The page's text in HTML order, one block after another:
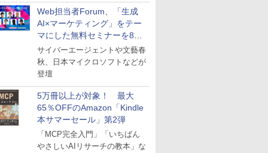
Web担当者Forum、「生成
AI×マーケティング」をテー
マにした無料セミナーを8月
27日にオンライン開催
サイバーエージェントや文藝春
秋、日本マイクロソフトなどが
登壇
5万冊以上が対象！ 最大
65％OFFのAmazon「Kindle
本サマーセール」第2弾
「MCP完全入門」「いちばん
やさしいAIリサーチの教本」な